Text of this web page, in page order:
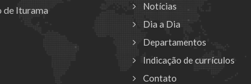
de Iturama
Notícias
Dia a Dia
Departamentos
Indicação de currículos
Contato